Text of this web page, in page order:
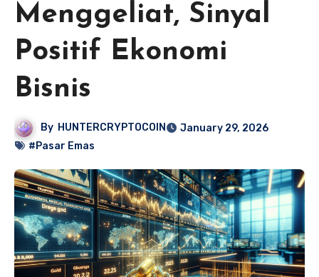
Menggeliat, Sinyal
Positif Ekonomi
Bisnis
By HUNTERCRYPTOCOIN
January 29, 2026
#Pasar Emas